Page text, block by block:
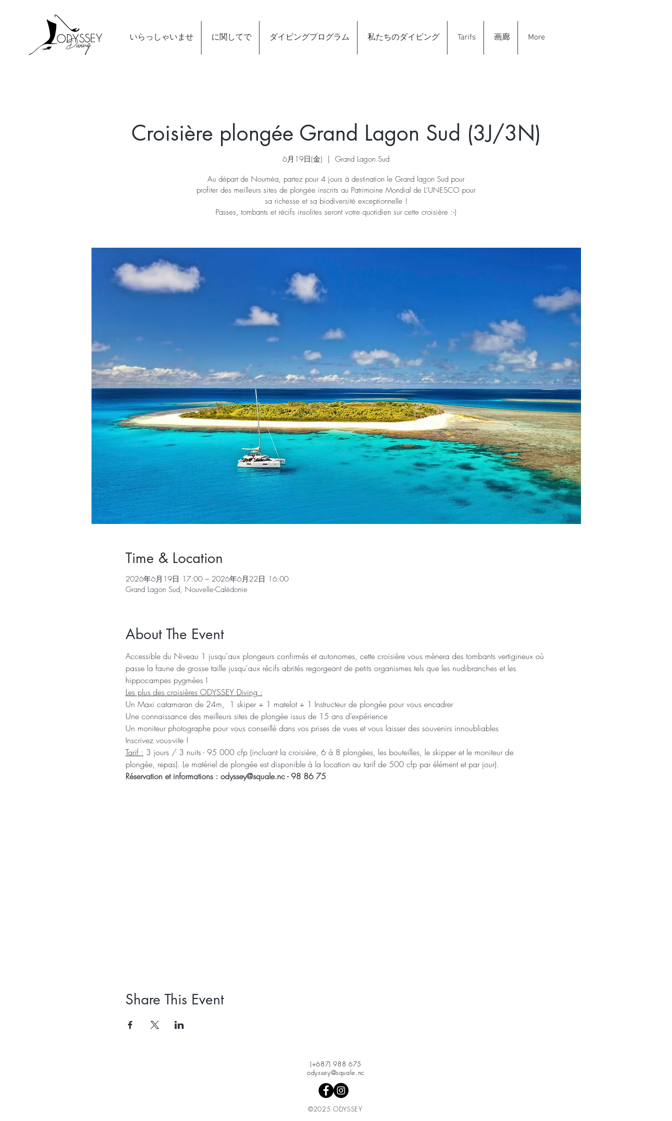
いらっしゃいませ に関してで ダイビングプログラム 私たちのダイビング Tarifs 画廊 More
Croisière plongée Grand Lagon Sud (3J/3N)
6月19日(金)
  |
Grand Lagon Sud
Au départ de Nouméa, partez pour 4 jours à destination le Grand lagon Sud pour
profiter des meilleurs sites de plongée inscrits au Patrimoine Mondial de L’UNESCO pour
sa richesse et sa biodiversité exceptionnelle !
Passes, tombants et récifs insolites seront votre quotidien sur cette croisière :-)
Time & Location
2026年6月19日 17:00 – 2026年6月22日 16:00
Grand Lagon Sud, Nouvelle-Calédonie
About The Event
Accessible du Niveau 1 jusqu'aux plongeurs confirmés et autonomes, cette croisière vous mènera des tombants vertigineux où
passe la faune de grosse taille jusqu'aux récifs abrités regorgeant de petits organismes tels que les nudibranches et les
hippocampes pygmées !
Les plus des croisières ODYSSEY Diving :
Un Maxi catamaran de 24m,  1 skiper + 1 matelot + 1 Instructeur de plongée pour vous encadrer
Une connaissance des meilleurs sites de plongée issus de 15 ans d’expérience
Un moniteur photographe pour vous conseillé dans vos prises de vues et vous laisser des souvenirs innoubliables
Inscrivez vous-vite !
Tarif : 3 jours / 3 nuits - 95 000 cfp (incluant la croisière, 6 à 8 plongées, les bouteilles, le skipper et le moniteur de
plongée, repas). Le matériel de plongée est disponible à la location au tarif de 500 cfp par élément et par jour).
Réservation et informations : odyssey@squale.nc - 98 86 75
Share This Event
(+687) 988 675
odyssey@squale.nc
©2025 ODYSSEY